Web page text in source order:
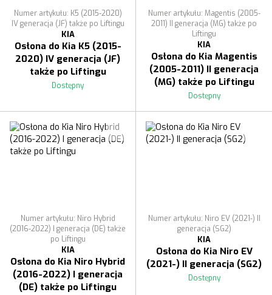
Numer artykułu: K5 (2015-2020)
IV generacja (JF) także po Liftingu
KIA
Osłona do Kia K5 (2015-
2020) IV generacja (JF)
także po Liftingu
Dostępny
Numer artykułu: Magentis (2005-
2011) II generacja (MG) także po
Liftingu
KIA
Osłona do Kia Magentis
(2005-2011) II generacja
(MG) także po Liftingu
Dostępny
Numer artykułu: Niro Hybrid
(2016-2022) I generacja (DE) także
po Liftingu
KIA
Osłona do Kia Niro Hybrid
(2016-2022) I generacja
(DE) także po Liftingu
Numer artykułu: Niro EV (2021-) II
generacja (SG2)
KIA
Osłona do Kia Niro EV
(2021-) II generacja (SG2)
Dostępny